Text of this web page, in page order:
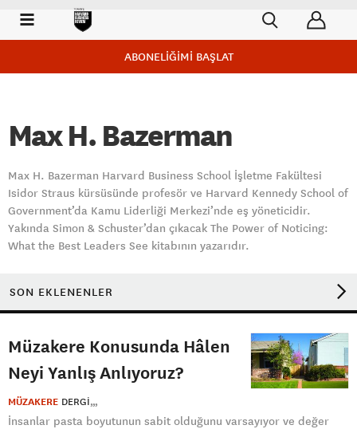
ABONELİĞİMİ BAŞLAT
Max H. Bazerman
Max H. Bazerman Harvard Business School İşletme Fakültesi
Isidor Straus kürsüsünde profesör ve Harvard Kennedy School of
Government’da Kamu Liderliği Merkezi’nde eş yöneticidir.
Yakında Simon & Schuster’dan çıkacak The Power of Noticing:
What the Best Leaders See kitabının yazarıdır.
SON EKLENENLER
Müzakere Konusunda Hâlen
Neyi Yanlış Anlıyoruz?
MÜZAKERE DERGI
İnsanlar pasta boyutunun sabit olduğunu varsayıyor ve değer